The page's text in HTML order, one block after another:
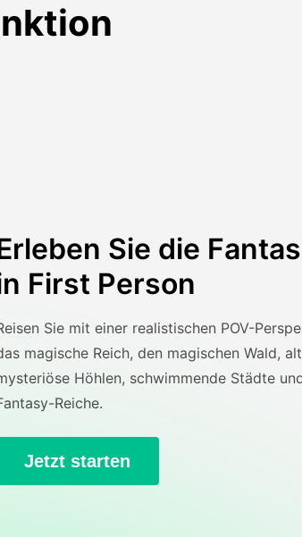
Sie die
First Person
Sie mit einer realistischen POV-
magische Reich, den magischen Wald,
Höhlen, schwimmende Städte
Reiche.
Jetzt starten